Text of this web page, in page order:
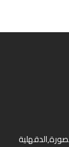
,الدقهلية